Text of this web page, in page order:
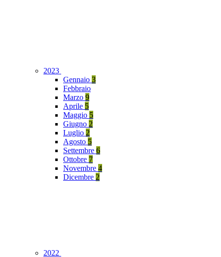
2023
Gennaio 3
Febbraio
Marzo 9
Aprile 5
Maggio 5
Giugno 2
Luglio 2
Agosto 5
Settembre 6
Ottobre 7
Novembre 4
Dicembre 2
2022